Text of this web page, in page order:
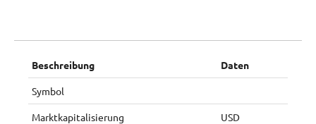
Beschreibung Daten
Symbol
Marktkapitalisierung USD